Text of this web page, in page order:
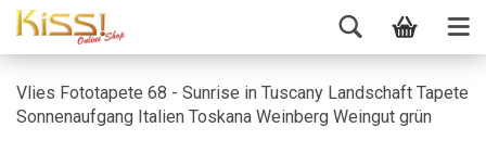
Vlies Fototapete 68 - Sunrise in Tuscany Landschaft Tapete
Sonnenaufgang Italien Toskana Weinberg Weingut grün